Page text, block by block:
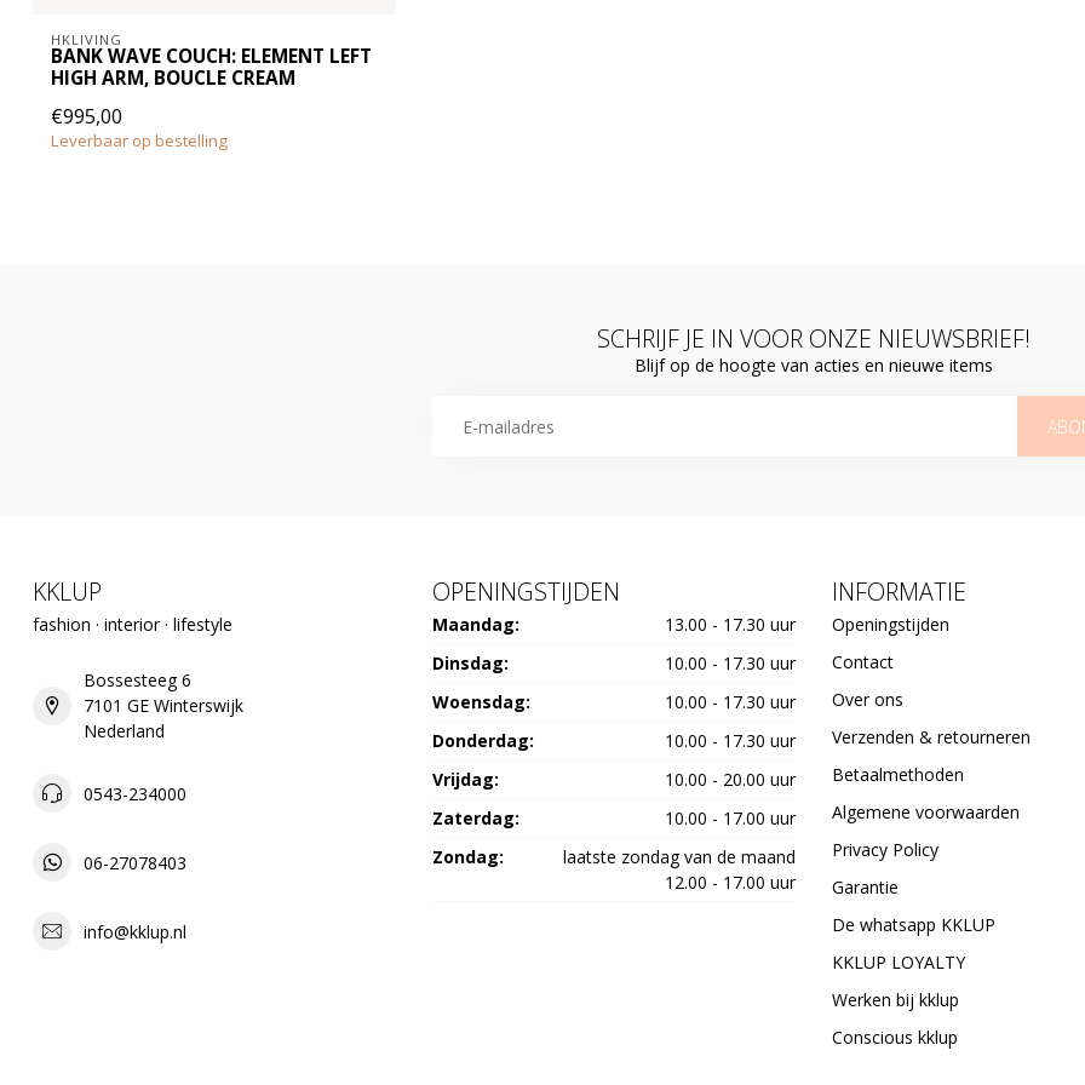
HKLIVING
BANK WAVE COUCH: ELEMENT LEFT
HIGH ARM, BOUCLE CREAM
€995,00
Leverbaar op bestelling
SCHRIJF JE IN VOOR ONZE NIEUWSBRIEF!
Blijf op de hoogte van acties en nieuwe items
KKLUP
fashion · interior · lifestyle
Bossesteeg 6
7101 GE Winterswijk
Nederland
0543-234000
06-27078403
info@kklup.nl
OPENINGSTIJDEN
Maandag:
13.00 - 17.30 uur
Dinsdag:
10.00 - 17.30 uur
Woensdag:
10.00 - 17.30 uur
Donderdag:
10.00 - 17.30 uur
Vrijdag:
10.00 - 20.00 uur
Zaterdag:
10.00 - 17.00 uur
Zondag:
laatste zondag van de maand
12.00 - 17.00 uur
INFORMATIE
Openingstijden
Contact
Over ons
Verzenden & retourneren
Betaalmethoden
Algemene voorwaarden
Privacy Policy
Garantie
De whatsapp KKLUP
KKLUP LOYALTY
Werken bij kklup
Conscious kklup